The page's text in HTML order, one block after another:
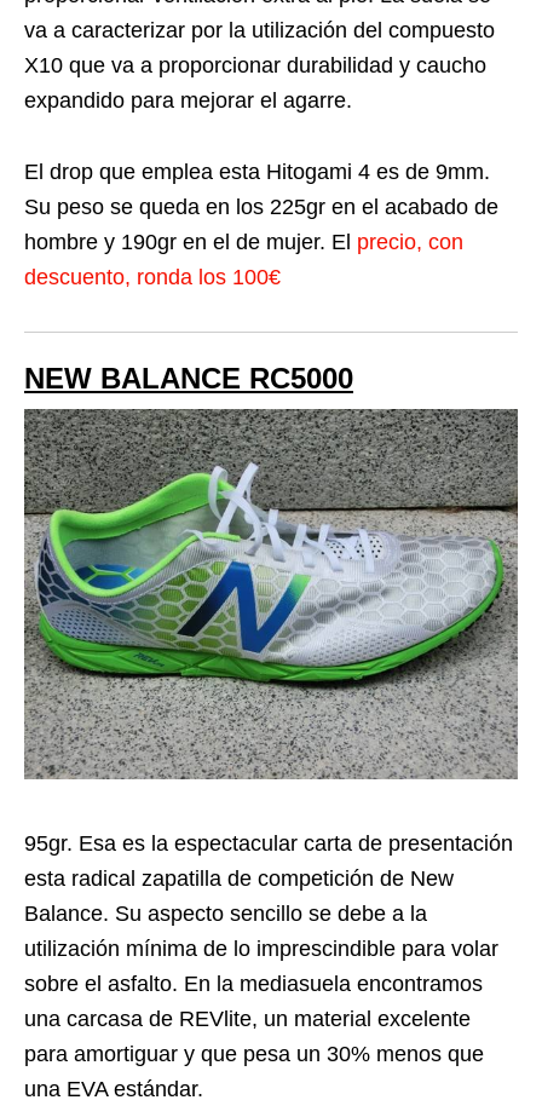
va a caracterizar por la utilización del compuesto
X10 que va a proporcionar durabilidad y caucho
expandido para mejorar el agarre.
El drop que emplea esta Hitogami 4 es de 9mm.
Su peso se queda en los 225gr en el acabado de
hombre y 190gr en el de mujer. El precio, con
descuento, ronda los 100€
NEW BALANCE RC5000
95gr. Esa es la espectacular carta de presentación
esta radical zapatilla de competición de New
Balance. Su aspecto sencillo se debe a la
utilización mínima de lo imprescindible para volar
sobre el asfalto. En la mediasuela encontramos
una carcasa de REVlite, un material excelente
para amortiguar y que pesa un 30% menos que
una EVA estándar.